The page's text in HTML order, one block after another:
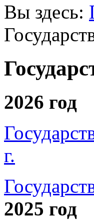
Вы здесь:
2026 год
г.
2025 год